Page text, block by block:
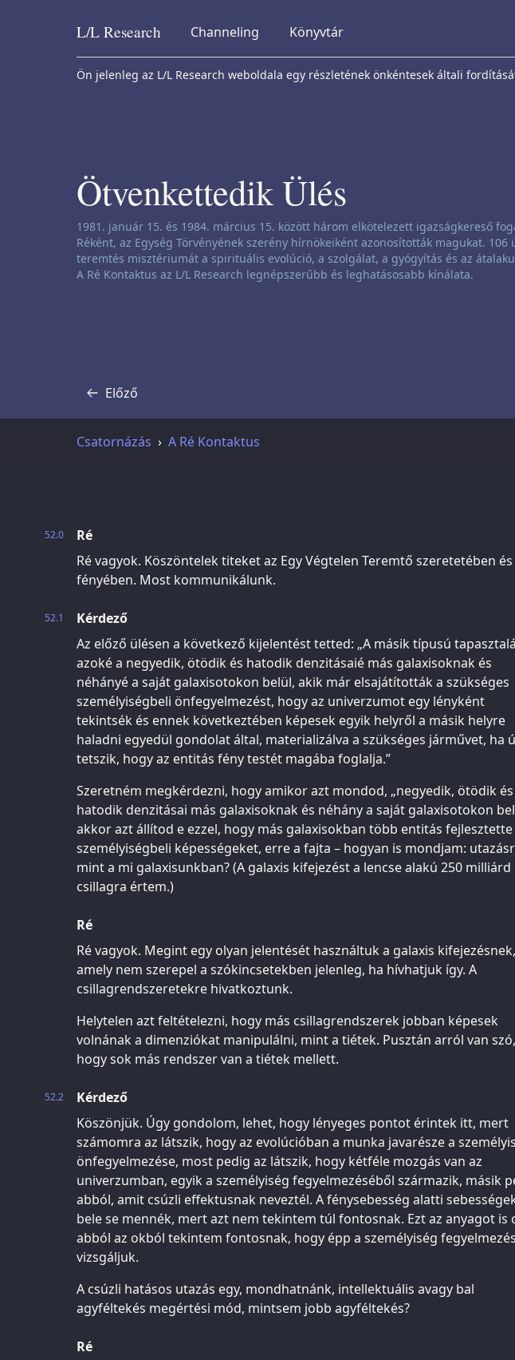
Skip to content
L/L Research Channeling Könyvtár
Ön jelenleg az L/L Research weboldala egy részletének önkéntesek általi
Ötvenkettedik Ülés
Csatornázási nyilatkozat:
1981. január 15. és 1984. március 15. között három elkötelezett igazságkereső
Réként, az Egység Törvényének szerény hírnökeiként azonosították magukat.
teremtés misztériumát a spirituális evolúció, a szolgálat, a gyógyítás és az
A Ré Kontaktus az L/L Research legnépszerűbb és leghatásosabb kínálata.
Előző
Átirat
Csatornázás A Ré Kontaktus
52.0
Ré
Ré vagyok. Köszöntelek titeket az Egy Végtelen Teremtő szeretetében és
fényében. Most kommunikálunk.
52.1
Kérdező
Az előző ülésen a következő kijelentést tetted: „A másik típusú
azoké a negyedik, ötödik és hatodik denzitásaié más galaxisoknak és
néhányé a saját galaxisotokon belül, akik már elsajátították a szükséges
személyiségbeli önfegyelmezést, hogy az univerzumot egy lényként
tekintsék és ennek következtében képesek egyik helyről a másik helyre
haladni egyedül gondolat által, materializálva a szükséges járművet, ha
tetszik, hogy az entitás fény testét magába foglalja.”
Szeretném megkérdezni, hogy amikor azt mondod, „negyedik, ötödik és
hatodik denzitásai más galaxisoknak és néhány a saját galaxisotokon
akkor azt állítod e ezzel, hogy más galaxisokban több entitás fejlesztette
személyiségbeli képességeket, erre a fajta – hogyan is mondjam:
mint a mi galaxisunkban? (A galaxis kifejezést a lencse alakú 250 milliárd
csillagra értem.)
Ré
Ré vagyok. Megint egy olyan jelentését használtuk a galaxis kifejezésnek,
amely nem szerepel a szókincsetekben jelenleg, ha hívhatjuk így. A
csillagrendszeretekre hivatkoztunk.
Helytelen azt feltételezni, hogy más csillagrendszerek jobban képesek
volnának a dimenziókat manipulálni, mint a tiétek. Pusztán arról van szó,
hogy sok más rendszer van a tiétek mellett.
52.2
Kérdező
Köszönjük. Úgy gondolom, lehet, hogy lényeges pontot érintek itt, mert
számomra az látszik, hogy az evolúcióban a munka javarésze a
önfegyelmezése, most pedig az látszik, hogy kétféle mozgás van az
univerzumban, egyik a személyiség fegyelmezéséből származik, másik
abból, amit csúzli effektusnak neveztél. A fénysebesség alatti
bele se mennék, mert azt nem tekintem túl fontosnak. Ezt az anyagot is
abból az okból tekintem fontosnak, hogy épp a személyiség
vizsgáljuk.
A csúzli hatásos utazás egy, mondhatnánk, intellektuális avagy bal
agyféltekés megértési mód, mintsem jobb agyféltekés?
Ré